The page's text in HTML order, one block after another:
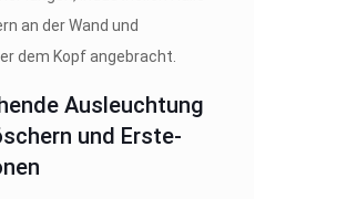
Ausleuchtung
und Erste-